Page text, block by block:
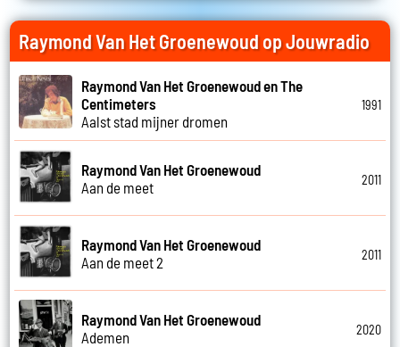
Raymond Van Het Groenewoud op Jouwradio
Raymond Van Het Groenewoud en The
Centimeters
Aalst stad mijner dromen
1991
Raymond Van Het Groenewoud
Aan de meet
2011
Raymond Van Het Groenewoud
Aan de meet 2
2011
Raymond Van Het Groenewoud
Ademen
2020